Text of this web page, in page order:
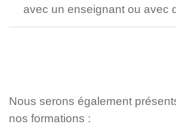
avec un enseignant ou avec
Nous serons également
nos formations :